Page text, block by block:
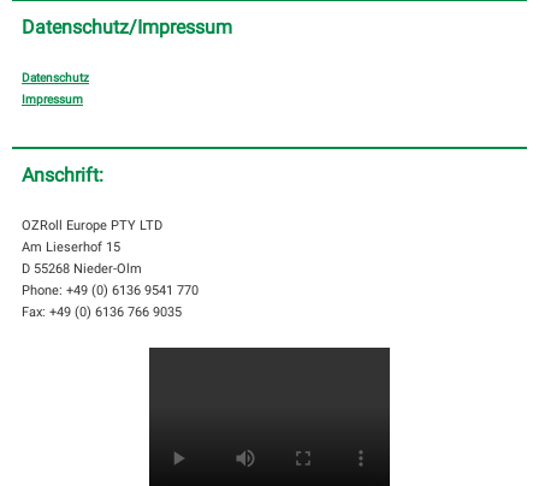
Datenschutz/Impressum
Datenschutz
Impressum
Anschrift:
OZRoll Europe PTY LTD
Am Lieserhof 15
D 55268 Nieder-Olm
Phone: +49 (0) 6136 9541 770
Fax: +49 (0) 6136 766 9035